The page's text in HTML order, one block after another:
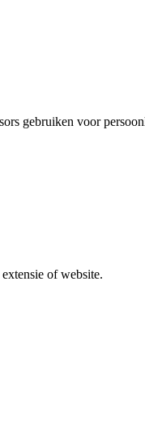
gebruiken voor
of website.